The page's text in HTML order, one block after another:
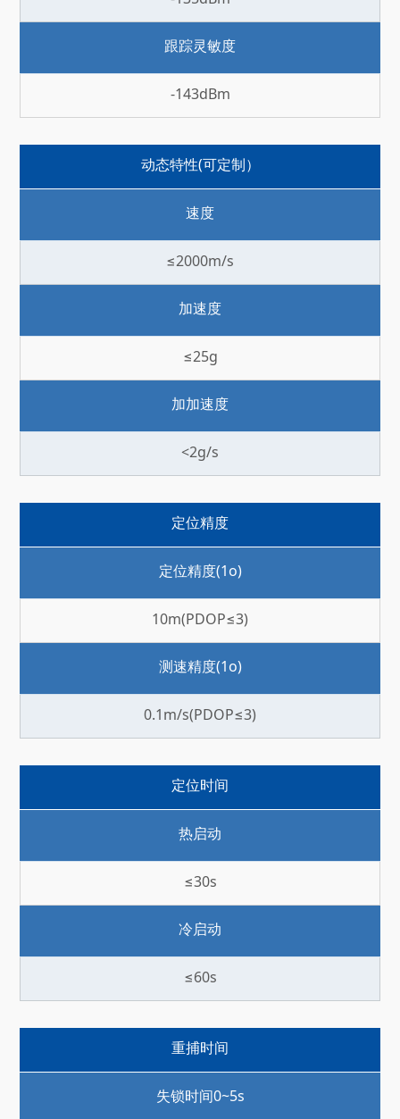
跟踪灵敏度
-143dBm
动态特性(可定制）
速度
≤2000m/s
加速度
≤25g
加加速度
<2g/s
定位精度
定位精度(1o)
10m(PDOP≤3)
测速精度(1o)
0.1m/s(PDOP≤3)
定位时间
热启动
≤30s
冷启动
≤60s
重捕时间
失锁时间0~5s